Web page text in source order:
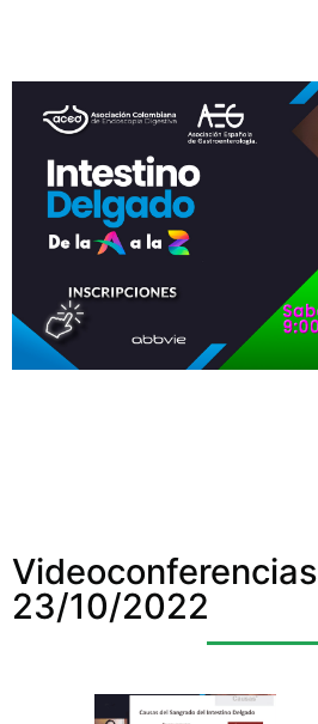
Videoconferencias
23/10/2022